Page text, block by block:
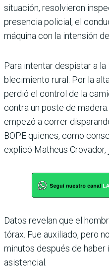
situación, resolvieron
presencia policial, el
máquina con la intensión
Para intentar despistar a
blecimiento rural. Por la
per­dió el control de la
contra un poste de
empezó a correr
BOPE quienes, como
explicó Matheus Crovador,
Datos revelan que el
tórax. Fue auxiliado, pero
minutos después de haber
asistencial.